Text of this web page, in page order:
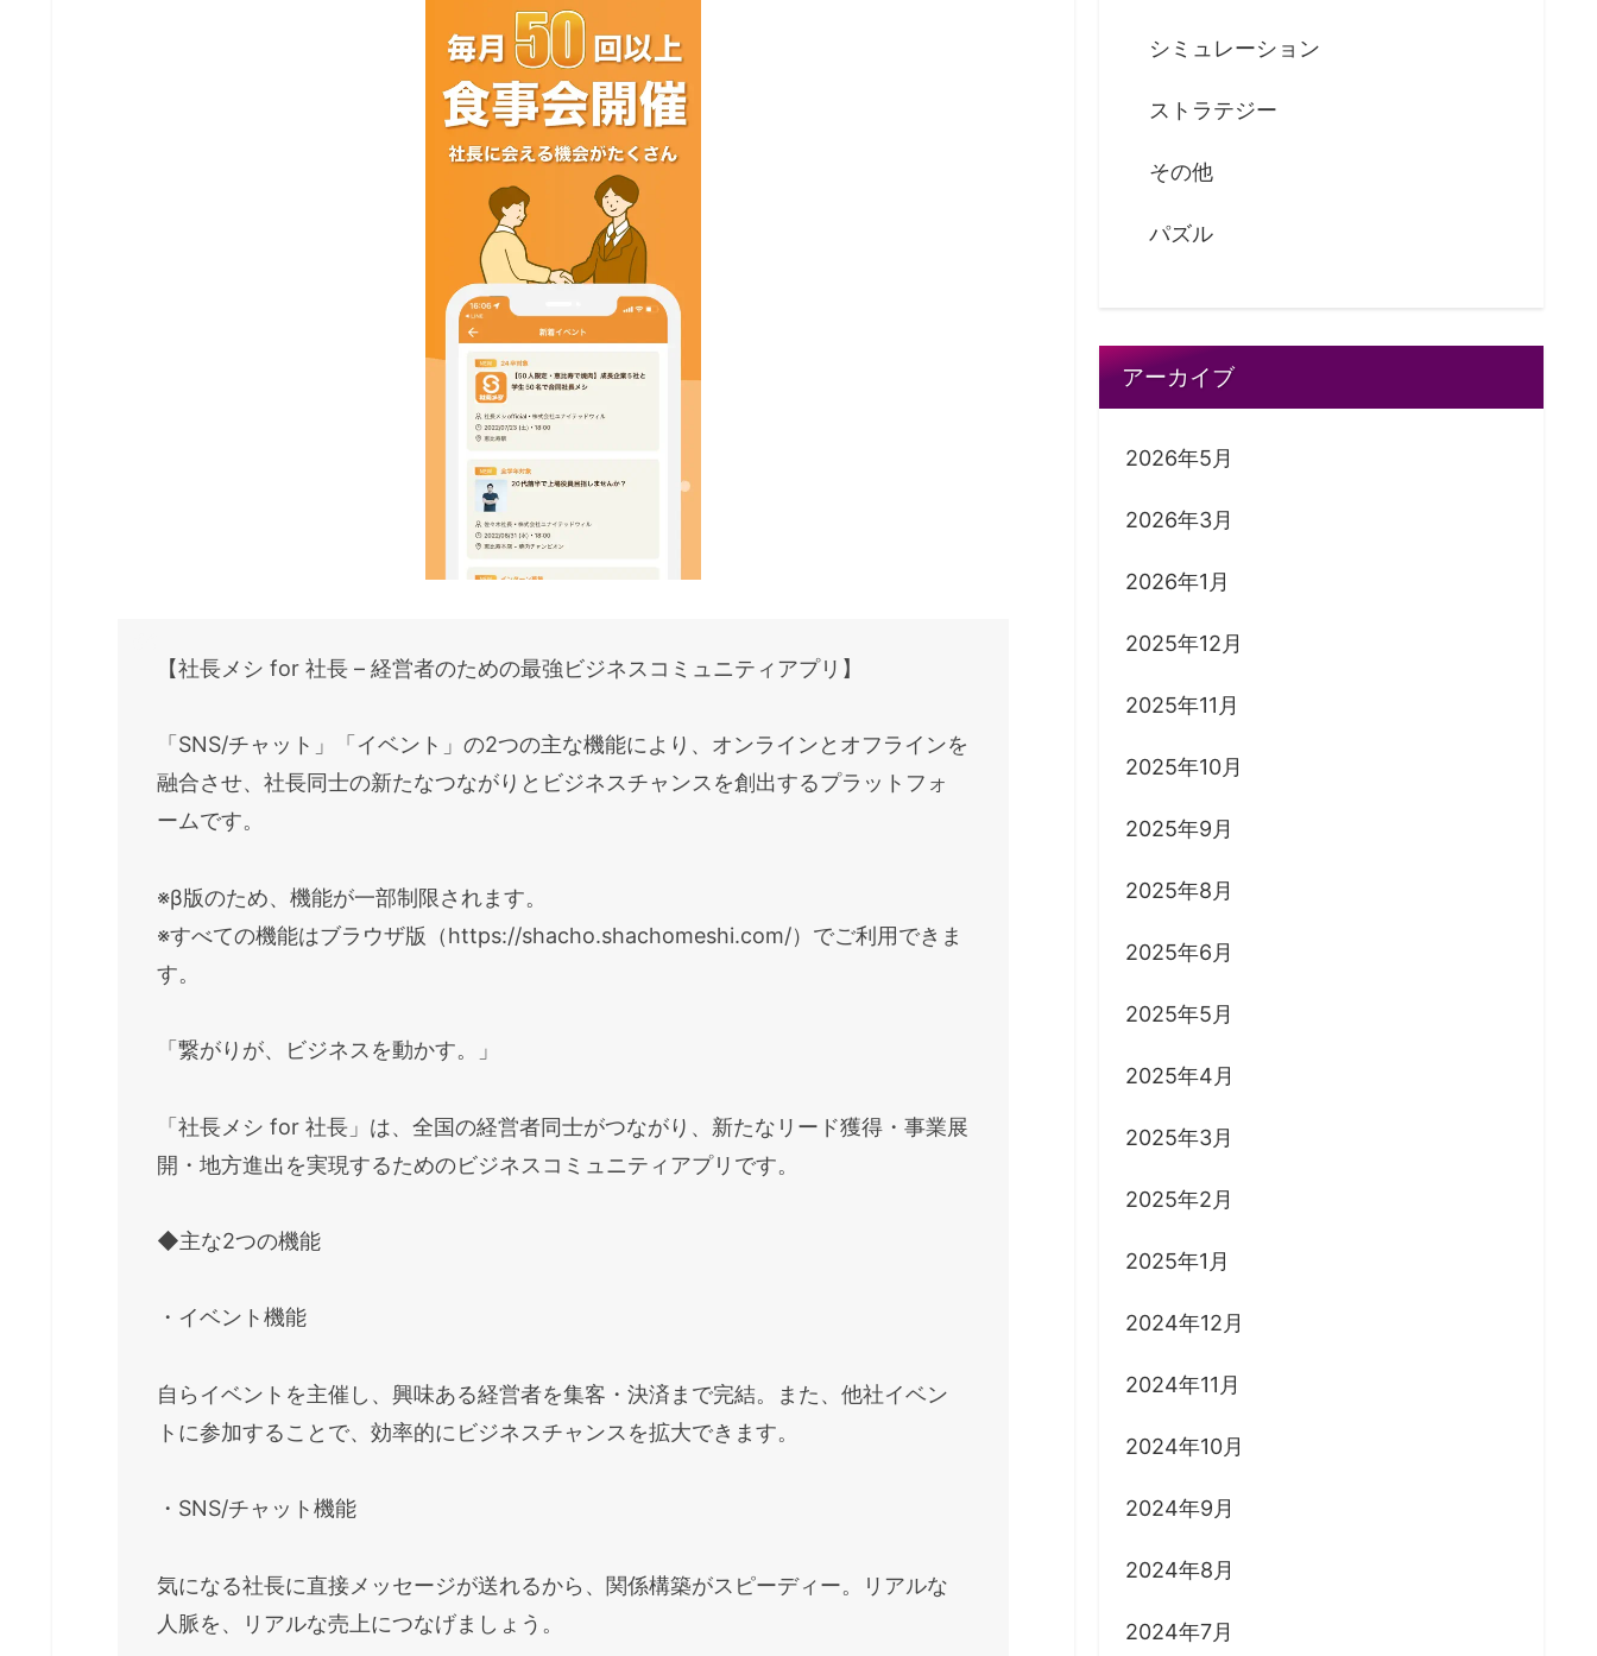
【社長メシ for 社長 – 経営者のための最強ビジネスコミュニティアプリ】
「SNS/チャット」「イベント」の2つの主な機能により、オンラインとオフラインを
融合させ、社長同士の新たなつながりとビジネスチャンスを創出するプラットフォ
ームです。
※β版のため、機能が一部制限されます。
※すべての機能はブラウザ版（https://shacho.shachomeshi.com/）でご利用できま
す。
「繋がりが、ビジネスを動かす。」
「社長メシ for 社長」は、全国の経営者同士がつながり、新たなリード獲得・事業展
開・地方進出を実現するためのビジネスコミュニティアプリです。
◆主な2つの機能
・イベント機能
自らイベントを主催し、興味ある経営者を集客・決済まで完結。また、他社イベン
トに参加することで、効率的にビジネスチャンスを拡大できます。
・SNS/チャット機能
気になる社長に直接メッセージが送れるから、関係構築がスピーディー。リアルな
人脈を、リアルな売上につなげましょう。
シミュレーション
ストラテジー
その他
パズル
アーカイブ
2026年5月
2026年3月
2026年1月
2025年12月
2025年11月
2025年10月
2025年9月
2025年8月
2025年6月
2025年5月
2025年4月
2025年3月
2025年2月
2025年1月
2024年12月
2024年11月
2024年10月
2024年9月
2024年8月
2024年7月